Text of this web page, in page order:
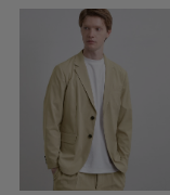
します。
【気になる商品はお気に
▼商品のお気に入り登録
完売しているカラーの再
たします。
▼ブランドのお気に入り登
新商品や再入荷など、い